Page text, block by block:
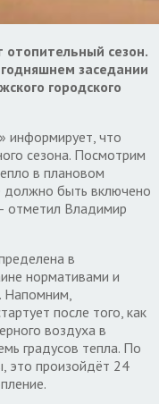
отопительный сезон.
заседании
городского
информирует, что
сезона. Посмотрим
в плановом
должно быть включено
отметил Владимир
в
нормативами и
Напомним,
после того, как
воздуха в
градусов тепла. По
это произойдёт 24